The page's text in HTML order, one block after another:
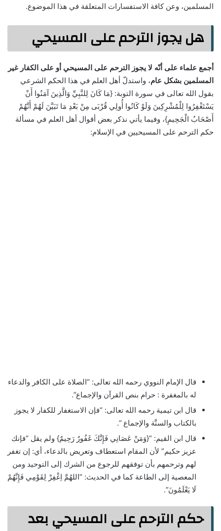
المسلمين، وعن كافة الاستفسارات المتعلقة في هذا الموضوع.
هل يجوز الترحم على المسيحي
أجمع علماء على أنّه لا يجوز الترحم على المسيحي أو على الكفار غير
المسلمين بشكل عام، واستدلّ أهل العلم في هذا الحكم الشرعي
بقول الله تعالى في سورة التوبة: {مَا كَانَ لِلنَّبِيِّ وَالَّذِينَ آمَنُوا أَنْ
يَسْتَغْفِرُوا لِلْمُشْرِكِينَ وَلَوْ كَانُوا أُولِي قُرْبَى مِنْ بَعْدِ مَا تَبَيَّنَ لَهُمْ أَنَّهُمْ
أَصْحَابُ الْجَحِيمِ}، وفيما يأتي نذكر بعض أقوال أهل العلم في مسألة
حكم الترحم على المسيحيين في الإسلام:
قال الإمام النووي رحمه الله تعالى: “الصلاة على الكافر والدعاء
له بالمغفرة : حرام بنص القرآن والإجماع”.
قال ابن تيمية رحمه الله تعالى: “فإن الاستغفار للكفار لا يجوز
بالكتاب والسنَّة والإجماع “.
قال ابن القيم: “{وَمَنْ عَصَانِي فَإِنَّكَ غَفُورٌ رَحِيمٌ} ولم يقل “فإنك
عزيز حكيم” لأن المقام استعطاف وتعريض بالدعاء، أي: إن تغفر
لهم وترحمهم بأن توفقهم للرجوع من الشرك إلى التوحيد ومن
المعصية إلى الطاعة كما في الحديث: “اللهُمَّ اِغْفِرْ لِقَوْمِي فَإِنَّهُمْ
لَا يَعْلَمُونَ”.
حكم الترحم على المسيحي بعد